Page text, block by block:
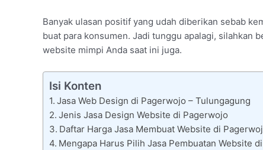
Banyak ulasan positif yang udah diberikan sebab
buat para konsumen. Jadi tunggu apalagi, silahkan
website mimpi Anda saat ini juga.
Isi Konten
Jasa Web Design di Pagerwojo – Tulungagung
Jenis Jasa Design Website di Pagerwojo
Daftar Harga Jasa Membuat Website di
Mengapa Harus Pilih Jasa Pembuatan Website